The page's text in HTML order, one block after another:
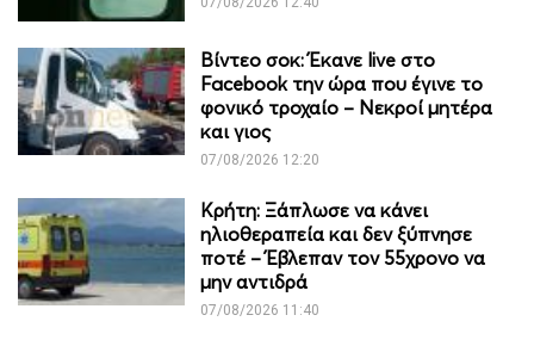
Βίντεο σοκ: Έκανε live στο
Facebook την ώρα που έγινε το
φονικό τροχαίο – Νεκροί μητέρα
και γιος
07/08/2026 12:20
Κρήτη: Ξάπλωσε να κάνει
ηλιοθεραπεία και δεν ξύπνησε
ποτέ – Έβλεπαν τον 55χρονο να
μην αντιδρά
07/08/2026 11:40